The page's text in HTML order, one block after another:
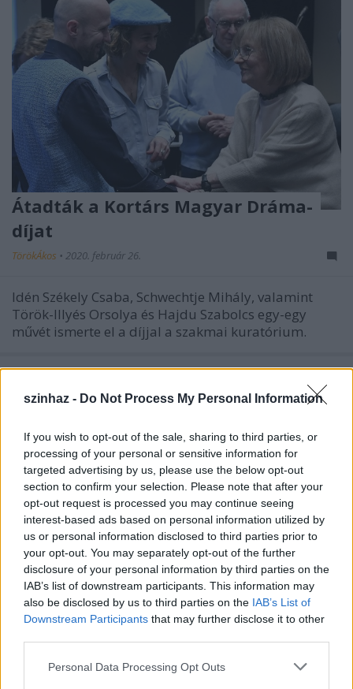
szinhaz - Do Not Process My Personal Information
If you wish to opt-out of the sale, sharing to third parties, or
processing of your personal or sensitive information for
targeted advertising by us, please use the below opt-out
section to confirm your selection. Please note that after your
opt-out request is processed you may continue seeing
interest-based ads based on personal information utilized by
us or personal information disclosed to third parties prior to
your opt-out. You may separately opt-out of the further
disclosure of your personal information by third parties on the
IAB’s list of downstream participants. This information may
also be disclosed by us to third parties on the IAB’s List of
Downstream Participants that may further disclose it to other
Please note that this website/app uses one or more Google
Personal Data Processing Opt Outs
Átadták a Kortárs Magyar Dráma-
díjat
TörökÁkos • 2020. február 26.
Idén Székely Csaba, Schwechtje Mihály, valamint
Török-Illyés Orsolya és Hajdu Szabolcs egy-egy
művét ismerte el a díjjal a szakmai kuratórium.
Az Újszínház fodrászt keres
TörökÁkos•2020. február 25.
Elvárás: minimum egyéves színházi gyakorlat.